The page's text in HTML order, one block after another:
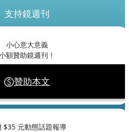
支持鏡週刊
小心意大意義
額贊助鏡週刊！
贊助本文
$35 元動態話題報導